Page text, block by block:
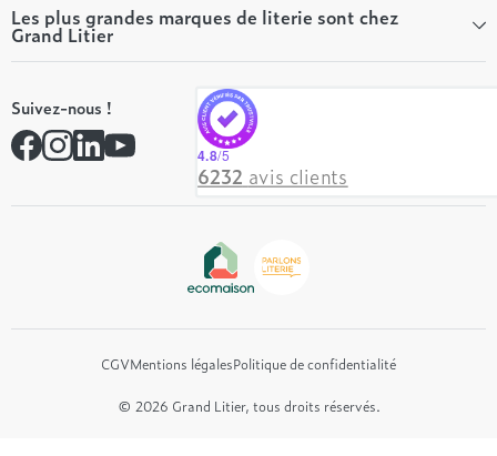
Tous les articles du Mag
Tous nos guides
Qui sommes-nous ?
Nos valeurs
Nos engagements
Rejoindre notre réseau
Contactez-nous
Les plus grandes marques de literie sont chez
Grand Litier
André Renault
Simmons
Hôtel & Lodge
Suivez-nous !
4.8/5
6232 avis clients
CGVMentions légalesPolitique de confidentialité
© 2026 Grand Litier, tous droits réservés.